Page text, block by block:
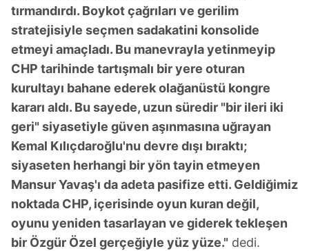
tırmandırdı. Boykot çağrıları ve gerilim
stratejisiyle seçmen sadakatini konsolide
etmeyi amaçladı. Bu manevrayla yetinmeyip
CHP tarihinde tartışmalı bir yere oturan
kurultayı bahane ederek olağanüstü kongre
kararı aldı. Bu sayede, uzun süredir "bir ileri iki
geri" siyasetiyle güven aşınmasına uğrayan
Kemal Kılıçdaroğlu'nu devre dışı bıraktı;
siyaseten herhangi bir yön tayin etmeyen
Mansur Yavaş'ı da adeta pasifize etti. Geldiğimiz
noktada CHP, içerisinde oyun kuran değil,
oyunu yeniden tasarlayan ve giderek tekleşen
bir Özgür Özel gerçeğiyle yüz yüze." dedi.